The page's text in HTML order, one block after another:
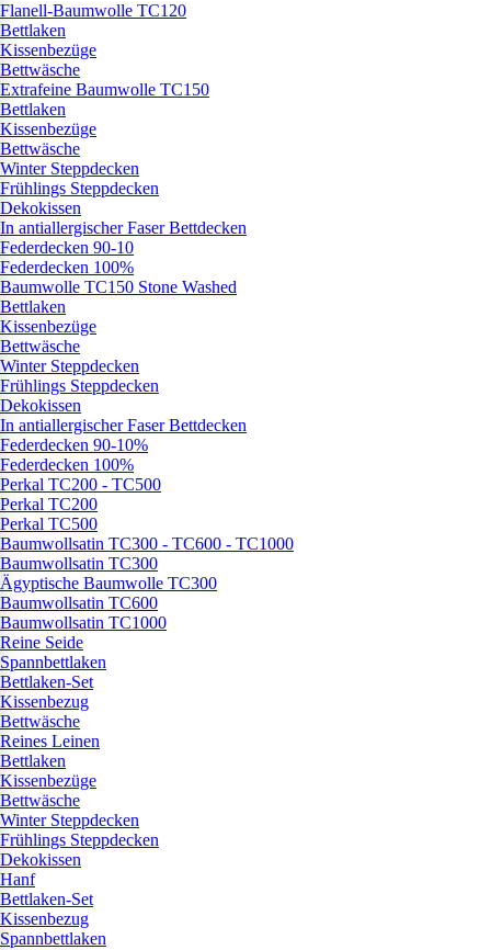
Flanell-Baumwolle TC120
Bettlaken
Kissenbezüge
Bettwäsche
Extrafeine Baumwolle TC150
Bettlaken
Kissenbezüge
Bettwäsche
Winter Steppdecken
Frühlings Steppdecken
Dekokissen
In antiallergischer Faser Bettdecken
Federdecken 90-10
Federdecken 100%
Baumwolle TC150 Stone Washed
Bettlaken
Kissenbezüge
Bettwäsche
Winter Steppdecken
Frühlings Steppdecken
Dekokissen
In antiallergischer Faser Bettdecken
Federdecken 90-10%
Federdecken 100%
Perkal TC200 - TC500
Perkal TC200
Perkal TC500
Baumwollsatin TC300 - TC600 - TC1000
Baumwollsatin TC300
Ägyptische Baumwolle TC300
Baumwollsatin TC600
Baumwollsatin TC1000
Reine Seide
Spannbettlaken
Bettlaken-Set
Kissenbezug
Bettwäsche
Reines Leinen
Bettlaken
Kissenbezüge
Bettwäsche
Winter Steppdecken
Frühlings Steppdecken
Dekokissen
Hanf
Bettlaken-Set
Kissenbezug
Spannbettlaken